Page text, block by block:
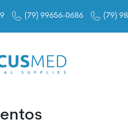
(79) 99656-0686 (79)